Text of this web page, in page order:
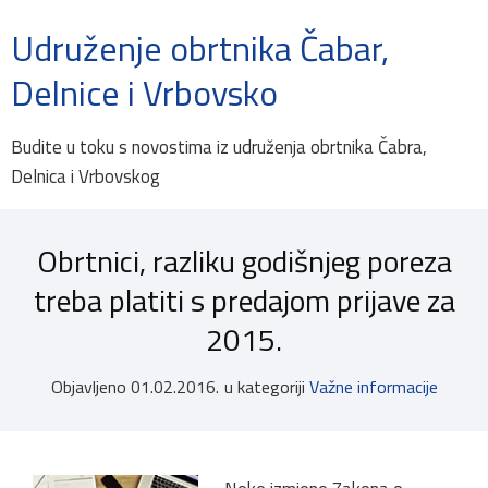
Udruženje obrtnika Čabar,
Delnice i Vrbovsko
Budite u toku s novostima iz udruženja obrtnika Čabra,
Delnica i Vrbovskog
Obrtnici, razliku godišnjeg poreza
treba platiti s predajom prijave za
2015.
Objavljeno 01.02.2016. u kategoriji Važne informacije